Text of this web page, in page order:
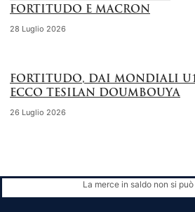
FORTITUDO E MACRON
28 Luglio 2026
FORTITUDO, DAI MONDIALI
ECCO TESILAN DOUMBOUYA
26 Luglio 2026
La merce in saldo non si